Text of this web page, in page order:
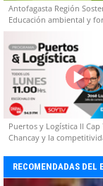
Antofagasta Región
Educación ambiental y
capacidades técnicas
Puertos y Logística II
Chancay y la
RECOMENDADAS DEL